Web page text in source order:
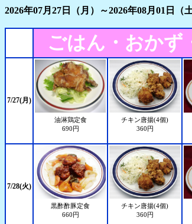
2026年07月27日（月）～2026年08月01日（
ごはん・おかず
7/27(月)
油淋鶏定食
690円
チキン唐揚(4個)
360円
7/28(火)
黒酢酢豚定食
660円
チキン唐揚(4個)
360円